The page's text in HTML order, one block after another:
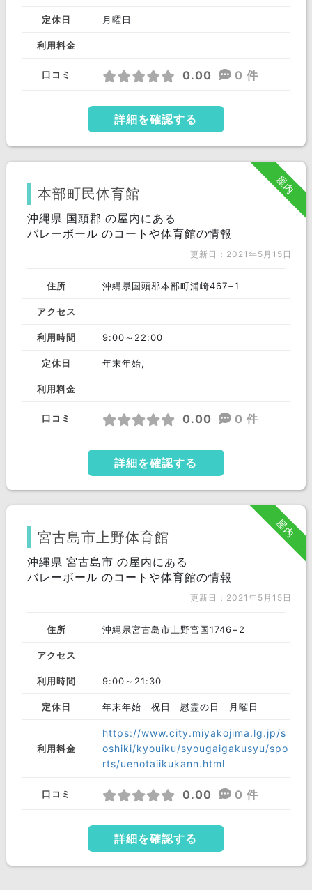
定休日 月曜日
利用料金
口コミ 0.00 0 件
詳細を確認する
屋内
本部町民体育館
沖縄県 国頭郡 の屋内にある
バレーボール のコートや体育館の情報
更新日：2021年5月15日
住所 沖縄県国頭郡本部町浦崎467−1
アクセス
利用時間 9:00～22:00
定休日 年末年始,
利用料金
口コミ 0.00 0 件
詳細を確認する
屋内
宮古島市上野体育館
沖縄県 宮古島市 の屋内にある
バレーボール のコートや体育館の情報
更新日：2021年5月15日
住所 沖縄県宮古島市上野宮国1746−2
アクセス
利用時間 9:00～21:30
定休日 年末年始 祝日 慰霊の日 月曜日
利用料金
https://www.city.miyakojima.lg.jp/s
oshiki/kyouiku/syougaigakusyu/spo
rts/uenotaiikukann.html
口コミ 0.00 0 件
詳細を確認する